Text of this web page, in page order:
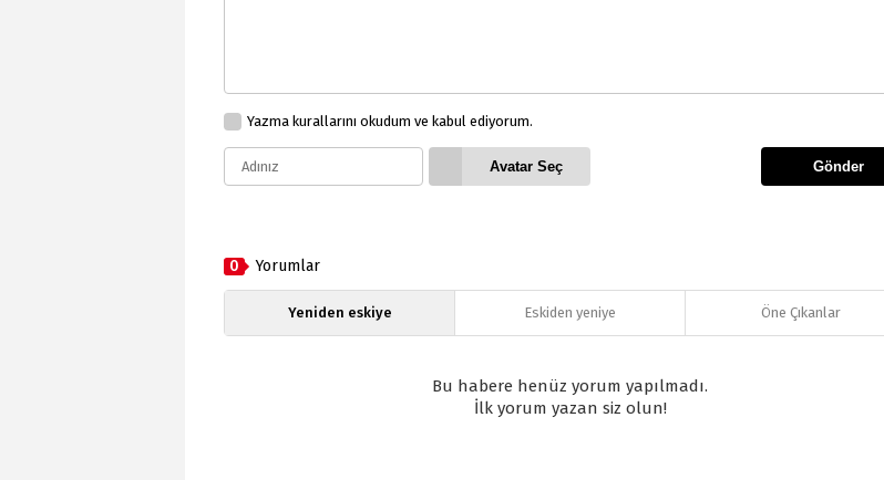
Yazma kurallarını okudum ve kabul ediyorum.
Avatar Seç Gönder
0 Yorumlar
Yeniden eskiye Eskiden yeniye Öne Çıkanlar
Bu habere henüz yorum yapılmadı.
İlk yorum yazan siz olun!